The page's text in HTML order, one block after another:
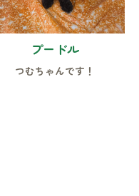
プードル
つむちゃんです！